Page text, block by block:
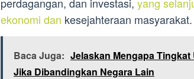
ekonomi dan kesejahteraan masyarakat.
Baca Juga: Jelaskan Mengapa
Jika Dibandingkan Negara Lain